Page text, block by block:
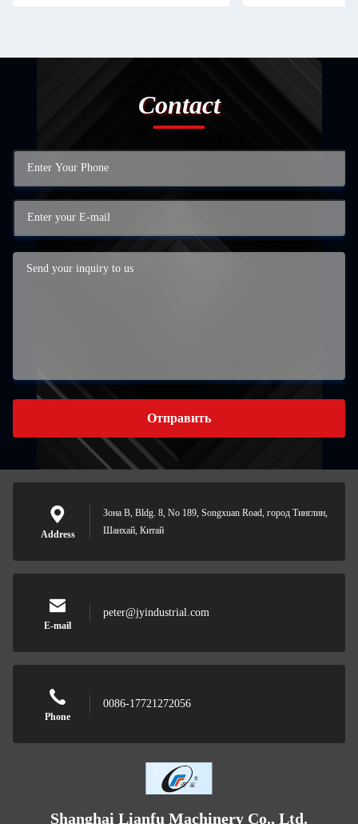
Contact
Отправить
Address
Зона B, Bldg. 8, No 189, Songxuan Road, город Тинглин,
Шанхай, Китай
E-mail
peter@jyindustrial.com
Phone
0086-17721272056
Shanghai Lianfu Machinery Co., Ltd.